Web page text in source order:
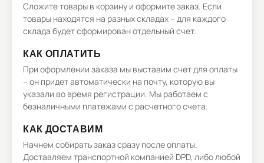
Сложите товары в корзину и оформите заказ. Если
товары находятся на разных складах – для каждого
склада будет сформирован отдельный счет.
КАК ОПЛАТИТЬ
При оформлении заказа мы выставим счет для оплаты
– он придет автоматически на почту, которую вы
указали во время регистрации. Мы работаем с
безналичными платежами с расчетного счета.
КАК ДОСТАВИМ
Начнем собирать заказ сразу после оплаты.
Доставляем транспортной компанией DPD, либо любой